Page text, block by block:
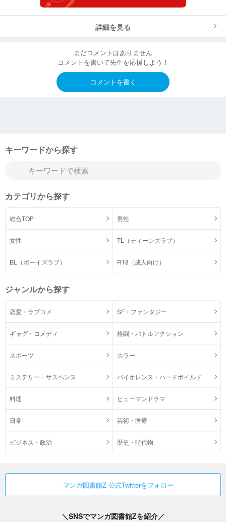
詳細を見る
まだコメントはありません
コメントを書いて先生を応援しよう！
コメントを書く
キーワードから探す
カテゴリから探す
総合TOP 男性
女性 TL（ティーンズラブ）
BL（ボーイズラブ） R18（成人向け）
ジャンルから探す
恋愛・ラブコメ SF・ファンタジー
ギャグ・コメディ 格闘・バトルアクション
スポーツ ホラー
ミステリー・サスペンス バイオレンス・ハードボイルド
料理 ヒューマンドラマ
日常 芸術・医療
ビジネス・政治 歴史・時代物
マンガ図書館Z 公式Twitterをフォロー
＼SNSでマンガ図書館Zを紹介／